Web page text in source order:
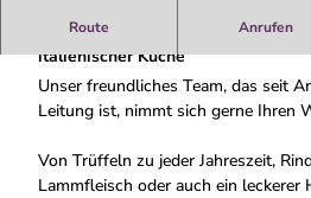
Route Anrufen
Es erwartet Sie ein stilvolles
italienischer Küche
Unser freundliches Team, das seit
Leitung ist, nimmt sich gerne Ihren
Von Trüffeln zu jeder Jahreszeit,
Lammfleisch oder auch ein leckerer